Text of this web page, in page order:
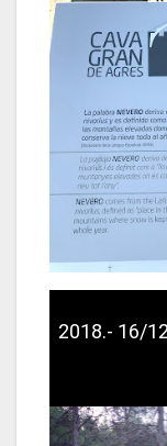
2018.- 16/